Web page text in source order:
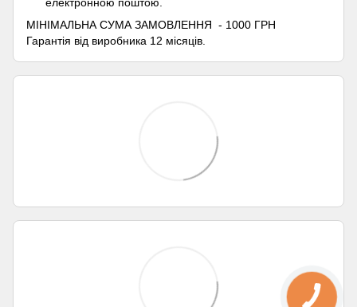
МІНІМАЛЬНА СУМА ЗАМОВЛЕННЯ - 1000 ГРН
Гарантія від виробника 12 місяців.